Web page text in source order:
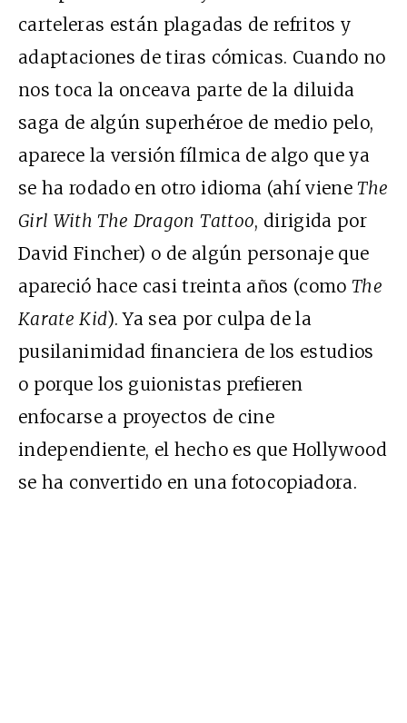
carteleras están plagadas de refritos y
adaptaciones de tiras cómicas. Cuando no
nos toca la onceava parte de la diluida
saga de algún superhéroe de medio pelo,
aparece la versión fílmica de algo que ya
se ha rodado en otro idioma (ahí vieneThe
Girl With The Dragon Tattoo, dirigida por
David Fincher) o de algún personaje que
apareció hace casi treinta años (como The
Karate Kid). Ya sea por culpa de la
pusilanimidad financiera de los estudios
o porque los guionistas prefieren
enfocarse a proyectos de cine
independiente, el hecho es que Hollywood
se ha convertido en una fotocopiadora.